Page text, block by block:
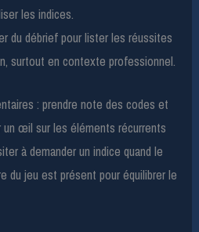
les indices.
du débrief pour lister les réussites
surtout en contexte professionnel.
: prendre note des codes et
un œil sur les éléments récurrents
à demander un indice quand le
du jeu est présent pour équilibrer le